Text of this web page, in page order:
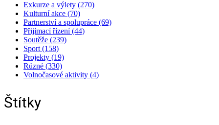
Exkurze a výlety (270)
Kulturní akce (70)
Partnerství a spolupráce (69)
Přijímací řízení (44)
Soutěže (239)
Sport (158)
Projekty (19)
Různé (330)
Volnočasové aktivity (4)
Štítky